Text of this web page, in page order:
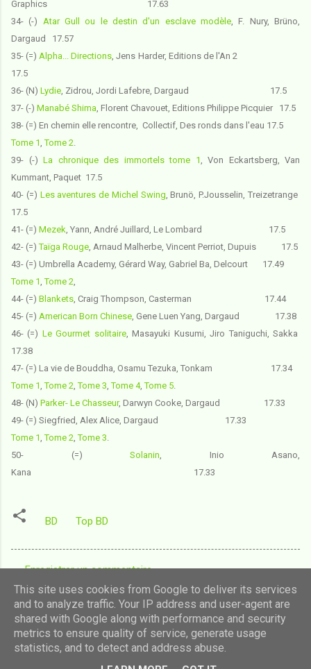
Graphics 17.63
34- (-) Atar Gull ou le destin d'un esclave modèle , F. Nury, Brüno,
Dargaud 17.57
35- (=) Alpha... Directions , Jens Harder, Editions de l'An 2
17.5
36- (N) Lydie , Zidrou, Jordi Lafebre, Dargaud 17.5
37- (-) Manabé Shima , Florent Chavouet, Editions Philippe Picquier 17.5
38- (=) En chemin elle rencontre , Collectif, Des ronds dans l'eau 17.5
Tome 1 ,Tome 2
39- (-) La chronique des immortels tome 1
Von Eckartsberg, Van
Kummant, Paquet 17.5
40- (=) Les aventures de Michel Swing , Brunö, P.Jousselin, Treizetrange
17.5
41- (=) Mezek , Yann, André Juillard, Le Lombard 17.5
42- (=)Taïga Rouge , Arnaud Malherbe, Vincent Perriot, Dupuis 17.5
43- (=) Umbrella Academy, Gérard Way, Gabriel Ba, Delcourt 17.49
Tome 1 ,Tome 2
44- (=) Blankets , Craig Thompson, Casterman 17.44
45- (=) American Born Chinese , Gene Luen Yang, Dargaud 17.38
46- (=) Le Gourmet solitaire, Masayuki Kusumi, Jiro Taniguchi, Sakka
17.38
47- (=) La vie de Bouddha , Osamu Tezuka, Tonkam 17.34
Tome 1 ,Tome 2 ,Tome 3 ,Tome 4,Tome 5
48- (N) Parker- Le Chasseur, Darwyn Cooke, Dargaud 17.33
49- (=) Siegfried , Alex Alice, Dargaud 17.33
Tome 1 ,Tome 2 ,Tome 3
50- (=) Solanin , Inio Asano,
Kana 17.33
BD Top BD
C
o
m
m
Enregistrer un commentaire
Fourni par Blogger
This site uses cookies from Google to deliver its services
and to analyze traffic. Your IP address and user-agent are
shared with Google along with performance and security
metrics to ensure quality of service, generate usage
statistics, and to detect and address abuse.